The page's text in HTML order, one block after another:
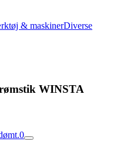
& maskinerDiverse
WINSTA
0